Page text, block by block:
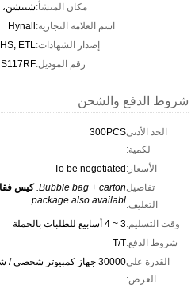
مكان المنشأ:شنتشن،
اسم العلامة التجارية:Hynall
إصدار الشهادات:ETL
رقم الموديل:
شروط الدفع والشحن
الحد الأدنى
لكمية:
300PCS
الأسعار:To be negotiated
تفاصيل
التغليف:
Bubble bag + carton. كيس
package also availabl
وقت التسليم:3 ~ 4 أسابيع للطلبات بالجملة
شروط الدفع:T/T
القدرة على
العرض:
30000 جهاز كمبيوتر شخصى / شهر